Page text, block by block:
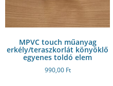
MPVC touch műanyag
erkély/teraszkorlát könyöklő
egyenes toldó elem
990,00 Ft